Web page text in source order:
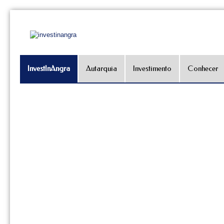
InvestInAngra Autarquia Investimento Conhecer